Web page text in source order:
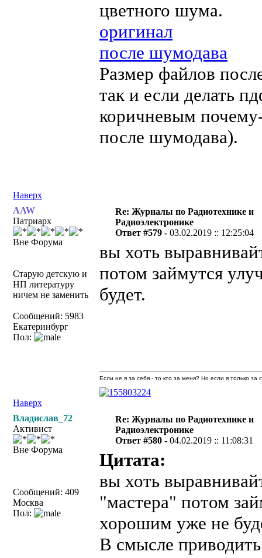
цветного шума.
оригинал
после шумодава
Размер файлов
так и если делать
коричневым
после шумодава).
Наверх
AAW
Патриарх
Вне Форума
Старую детскую и
НП литературу
ничем не заменить
Сообщений: 5983
Екатеринбург
Пол:
Re: Журналы по Радиотехнике и
Радиоэлектронике
Ответ #579 -03.02.2019 :: 12:25:04
вы хоть
потом займутся
будет.
Наверх
Если не я за себя - то кто за меня? Но если я только
Владислав_72
Активист
Вне Форума
Сообщений: 409
Москва
Пол:
Re: Журналы по Радиотехнике и
Радиоэлектронике
Ответ #580 -04.02.2019 :: 11:08:31
Цитата:
вы хоть
"мастера" потом
хорошим уже не
В смысле